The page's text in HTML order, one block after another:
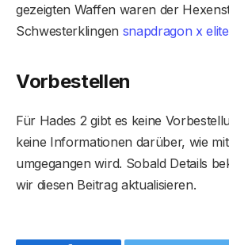
gezeigten Waffen waren der
Schwesterklingen snapdragon x elite
Vorbestellen
Für Hades 2 gibt es keine
keine Informationen darüber, wie
umgegangen wird. Sobald Details
wir diesen Beitrag aktualisieren.